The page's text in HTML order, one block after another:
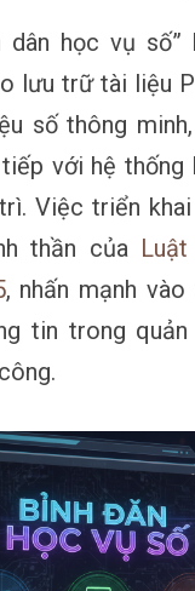
dân học vụ số”
lưu trữ tài liệu
số thông
với hệ thống
Việc triển khai
thần của
, nhấn mạnh
tin trong